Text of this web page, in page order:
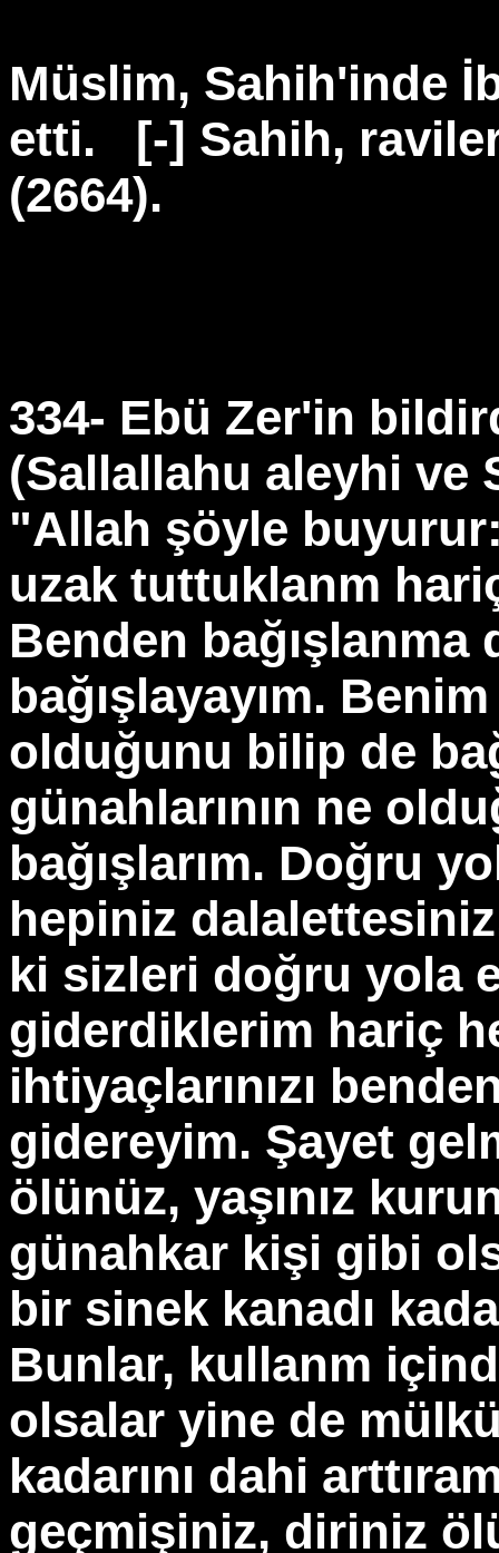
Müslim, Sahih'inde
etti.
[-] Sahih,
(2664).
334- Ebü Zer'in
(Sallallahu aleyhi ve
"Allah şöyle
uzak tuttuklanm
Benden
bağışlayayım.
olduğunu bilip de
günahlarının ne
bağışlarım. Doğru
hepiniz
ki sizleri doğru yola
giderdiklerim hariç
ihtiyaçlarınızı
gidereyim. Şayet
ölünüz, yaşınız
günahkar kişi gibi
bir sinek kanadı
Bunlar, kullanm
olsalar yine de
kadarını dahi
geçmişiniz, diriniz